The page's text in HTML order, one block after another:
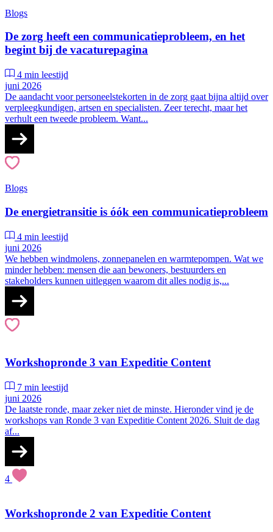
Blogs
De zorg heeft een communicatieprobleem, en het
begint bij de vacaturepagina
4 min leestijd
juni 2026
De aandacht voor personeelstekorten in de zorg gaat bijna altijd over
verpleegkundigen, artsen en specialisten. Zeer terecht, maar het
verhult een tweede probleem. Want...
Blogs
De energietransitie is óók een communicatieprobleem
4 min leestijd
juni 2026
We hebben windmolens, zonnepanelen en warmtepompen. Wat we
minder hebben: mensen die aan bewoners, bestuurders en
stakeholders kunnen uitleggen waarom dit alles nodig is,...
Workshopronde 3 van Expeditie Content
7 min leestijd
juni 2026
De laatste ronde, maar zeker niet de minste. Hieronder vind je de
workshops van Ronde 3 van Expeditie Content 2026. Sluit de dag
af...
4
Workshopronde 2 van Expeditie Content